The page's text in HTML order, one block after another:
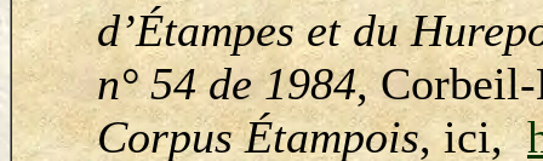
d’Étampes et du
n° 54 de 1984, Corbeil-
Corpus Étampois, ici,